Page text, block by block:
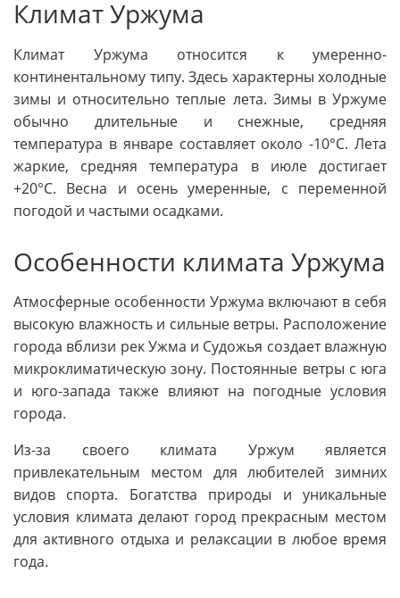
Климат Уржума
Климат Уржума относится к умеренно-
континентальному типу. Здесь характерны холодные
зимы и относительно теплые лета. Зимы в Уржуме
обычно длительные и снежные, средняя
температура в январе составляет около -10°C. Лета
жаркие, средняя температура в июле достигает
+20°C. Весна и осень умеренные, с переменной
погодой и частыми осадками.
Особенности климата Уржума
Атмосферные особенности Уржума включают в себя
высокую влажность и сильные ветры. Расположение
города вблизи рек Ужма и Судожья создает влажную
микроклиматическую зону. Постоянные ветры с юга
и юго-запада также влияют на погодные условия
города.
Из-за своего климата Уржум является
привлекательным местом для любителей зимних
видов спорта. Богатства природы и уникальные
условия климата делают город прекрасным местом
для активного отдыха и релаксации в любое время
года.